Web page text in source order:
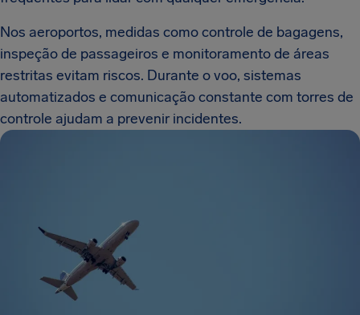
Nos aeroportos, medidas como controle de bagagens,
inspeção de passageiros e monitoramento de áreas
restritas evitam riscos. Durante o voo, sistemas
automatizados e comunicação constante com torres de
controle ajudam a prevenir incidentes.